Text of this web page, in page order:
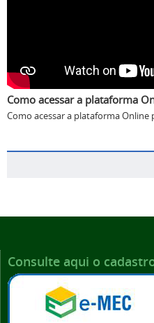
Como acessar a plataforma
Como acessar a plataforma Online
Consulte aqui o